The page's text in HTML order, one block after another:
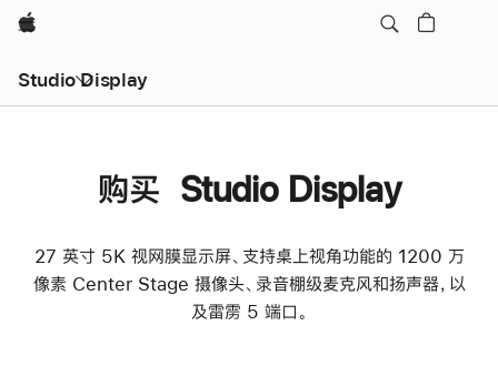
Apple
Studio Display
购买 Studio Display
27 英寸 5K 视网膜显示屏、支持桌上视角功能的 1200 万
像素 Center Stage 摄像头、录音棚级麦克风和扬声器，以
及雷雳 5 端口。